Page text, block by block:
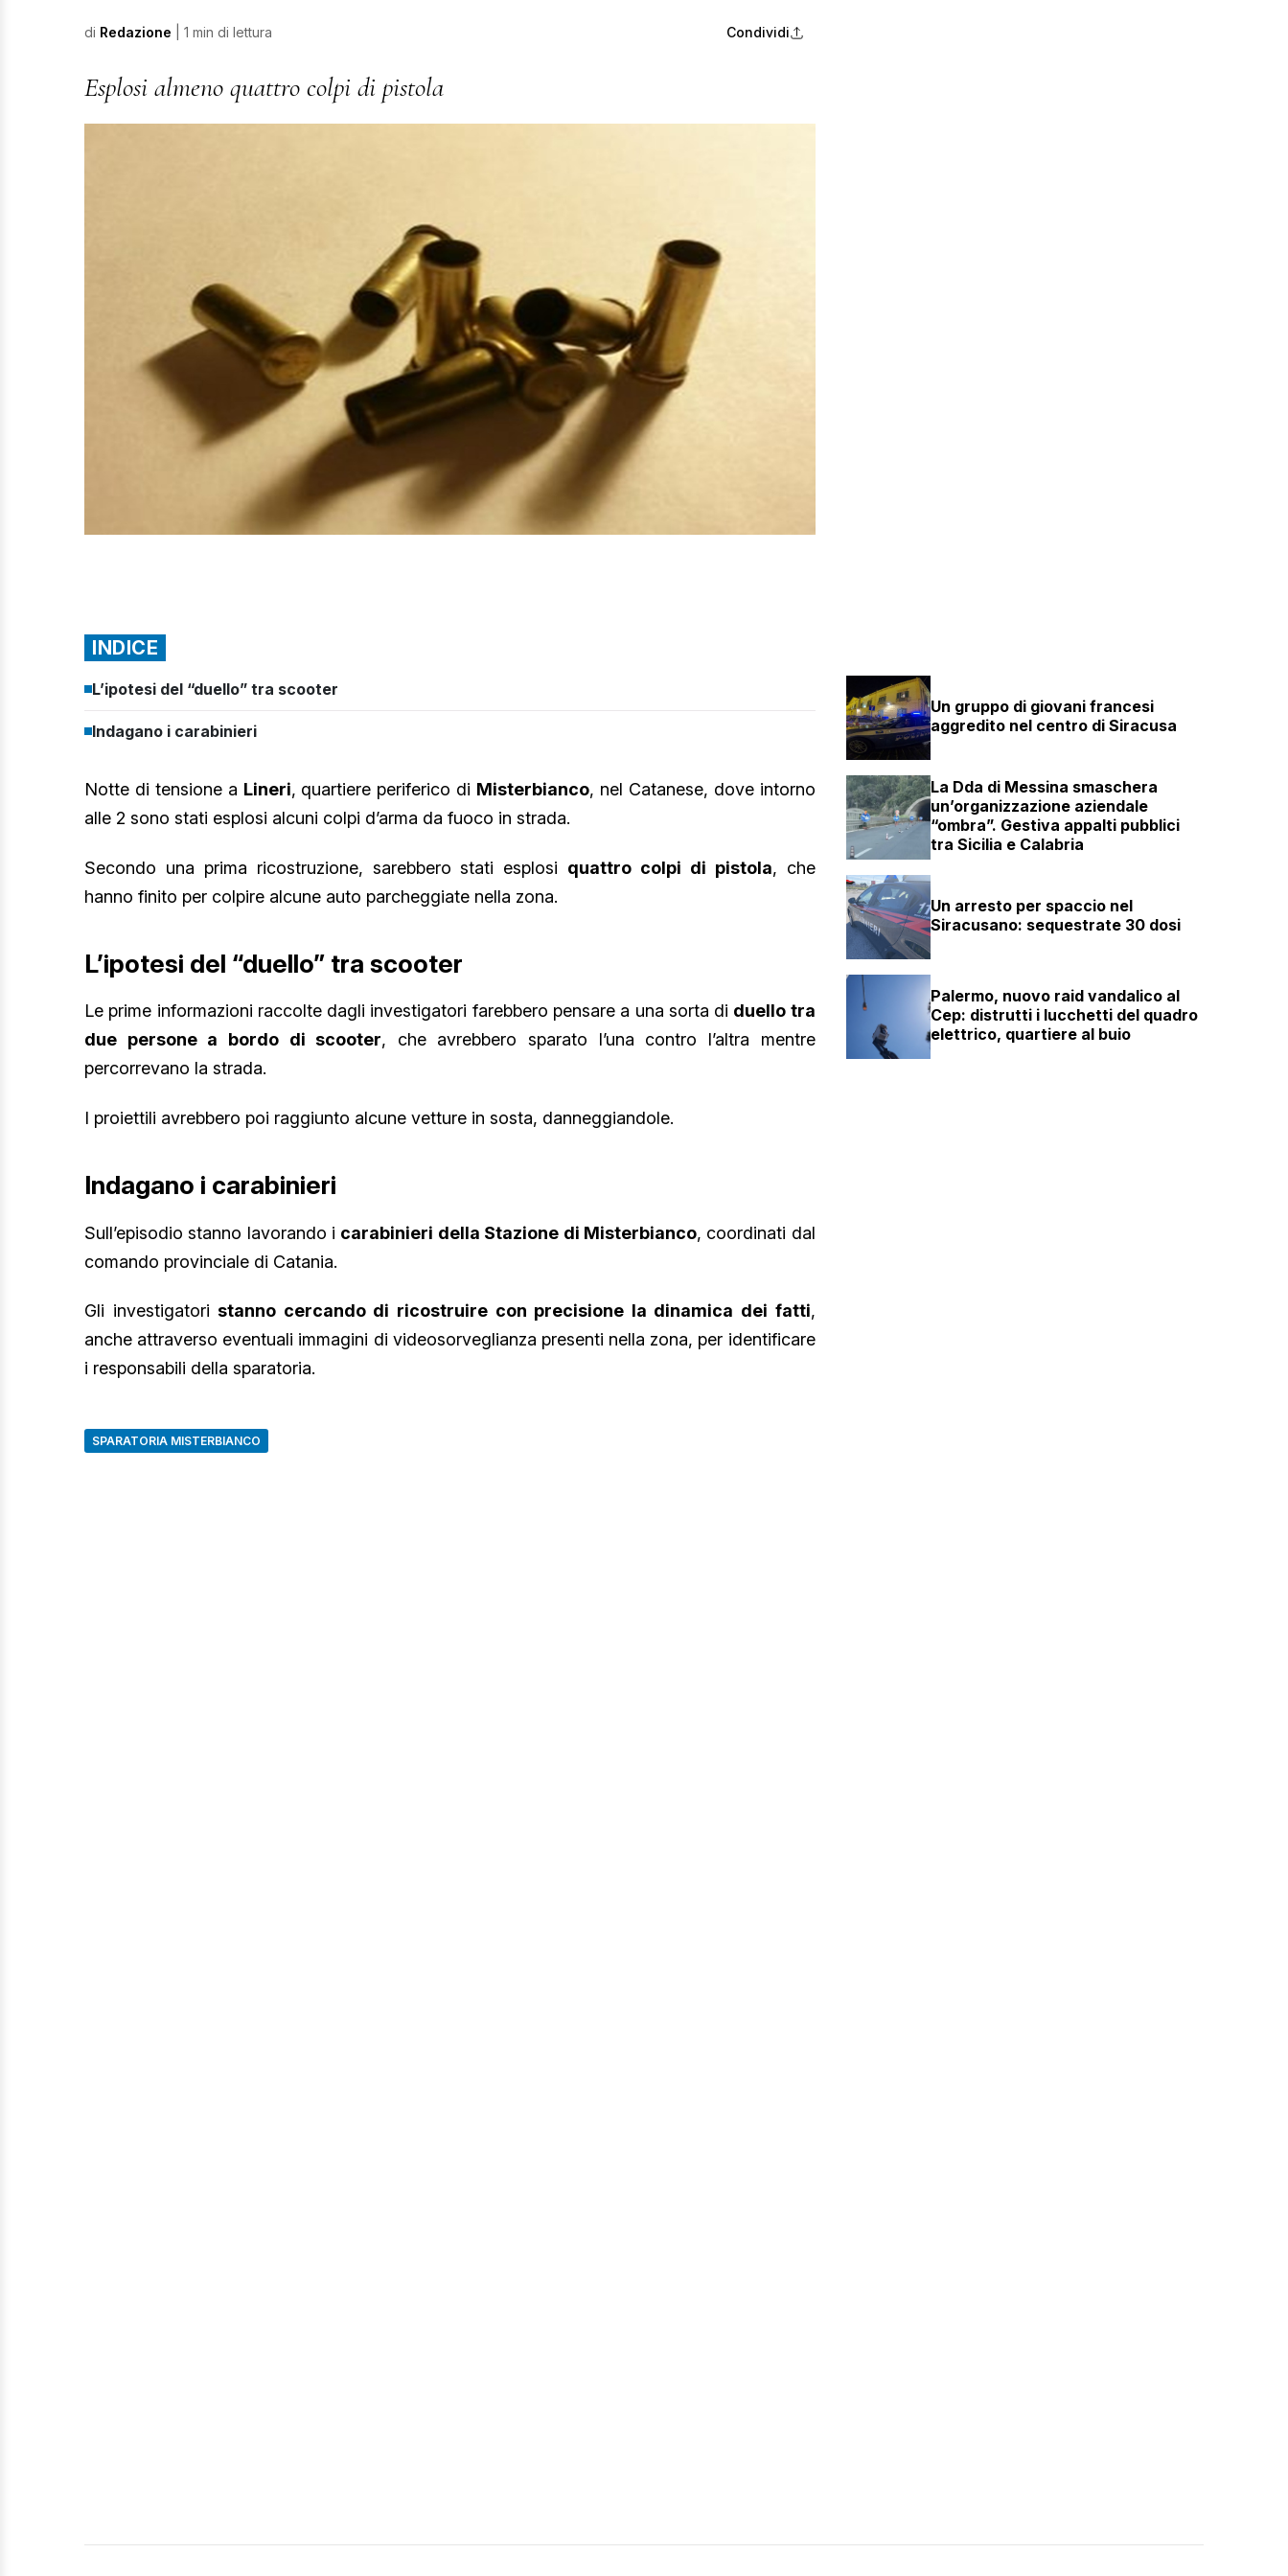
di Redazione | 1 min di lettura Condividi
Esplosi almeno quattro colpi di pistola
INDICE
L’ipotesi del “duello” tra scooter
Indagano i carabinieri
Notte di tensione a Lineri, quartiere periferico di Misterbianco, nel Catanese, dove intorno
alle 2 sono stati esplosi alcuni colpi d’arma da fuoco in strada.
Secondo una prima ricostruzione, sarebbero stati esplosi quattro colpi di pistola, che
hanno finito per colpire alcune auto parcheggiate nella zona.
L’ipotesi del “duello” tra scooter
Le prime informazioni raccolte dagli investigatori farebbero pensare a una sorta di duello tra
due persone a bordo di scooter, che avrebbero sparato l’una contro l’altra mentre
percorrevano la strada.
I proiettili avrebbero poi raggiunto alcune vetture in sosta, danneggiandole.
Indagano i carabinieri
Sull’episodio stanno lavorando i carabinieri della Stazione di Misterbianco, coordinati dal
comando provinciale di Catania.
Gli investigatoristanno cercando di ricostruire con precisione la dinamica dei fatti,
anche attraverso eventuali immagini di videosorveglianza presenti nella zona, per identificare
i responsabili della sparatoria.
SPARATORIA MISTERBIANCO
Un gruppo di giovani francesi
aggredito nel centro di Siracusa
La Dda di Messina smaschera
un’organizzazione aziendale
“ombra”. Gestiva appalti pubblici
tra Sicilia e Calabria
Un arresto per spaccio nel
Siracusano: sequestrate 30 dosi
Palermo, nuovo raid vandalico al
Cep: distrutti i lucchetti del quadro
elettrico, quartiere al buio